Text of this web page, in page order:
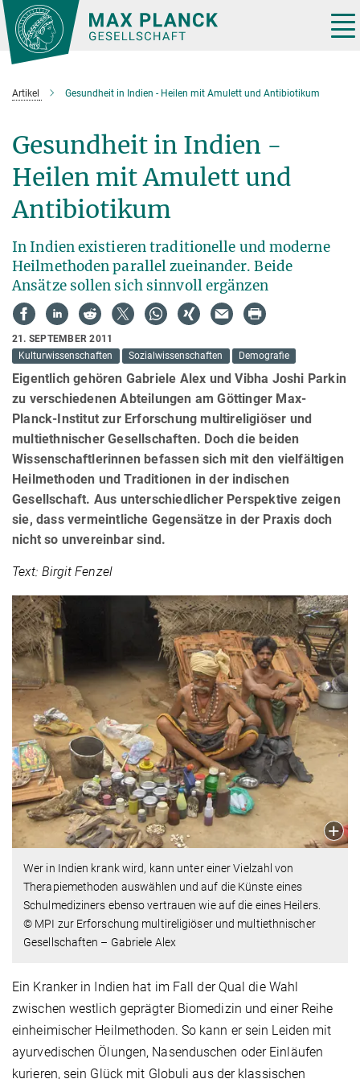
Hauptinhalt
Artikel Gesundheit in Indien - Heilen mit Amulett und Antibiotikum
Gesundheit in Indien -
Heilen mit Amulett und
Antibiotikum
In Indien existieren traditionelle und moderne
Heilmethoden parallel zueinander. Beide
Ansätze sollen sich sinnvoll ergänzen
21. SEPTEMBER 2011
Kulturwissenschaften
Sozialwissenschaften Demografie
Eigentlich gehören Gabriele Alex und Vibha Joshi Parkin
zu verschiedenen Abteilungen am Göttinger Max-
Planck-Institut zur Erforschung multireligiöser und
multiethnischer Gesellschaften. Doch die beiden
Wissenschaftlerinnen befassen sich mit den vielfältigen
Heilmethoden und Traditionen in der indischen
Gesellschaft. Aus unterschiedlicher Perspektive zeigen
sie, dass vermeintliche Gegensätze in der Praxis doch
nicht so unvereinbar sind.
Text: Birgit Fenzel
Wer in Indien krank wird, kann unter einer Vielzahl von
Therapiemethoden auswählen und auf die Künste eines
Schulmediziners ebenso vertrauen wie auf die eines Heilers.
© MPI zur Erforschung multireligiöser und multiethnischer
Gesellschaften – Gabriele Alex
Ein Kranker in Indien hat im Fall der Qual die Wahl
zwischen westlich geprägter Biomedizin und einer Reihe
einheimischer Heilmethoden. So kann er sein Leiden mit
ayurvedischen Ölungen, Nasenduschen oder Einläufen
kurieren, sein Glück mit Globuli aus der klassischen